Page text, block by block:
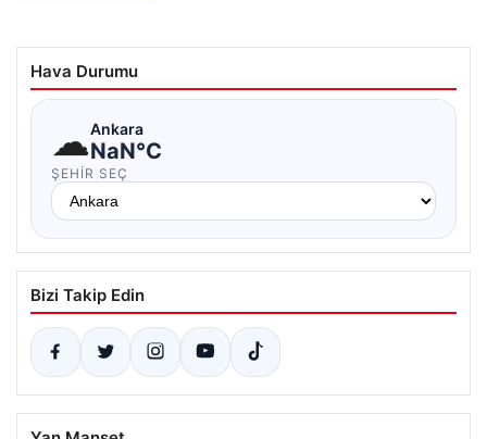
Hava Durumu
☁Ankara
NaN°C
ŞEHIR SEÇ
Bizi Takip Edin